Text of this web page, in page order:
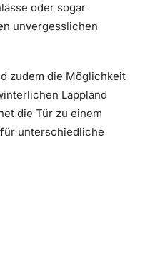
oder sogar
unvergesslichen
zudem die Möglichkeit
Lappland
die Tür zu einem
unterschiedliche